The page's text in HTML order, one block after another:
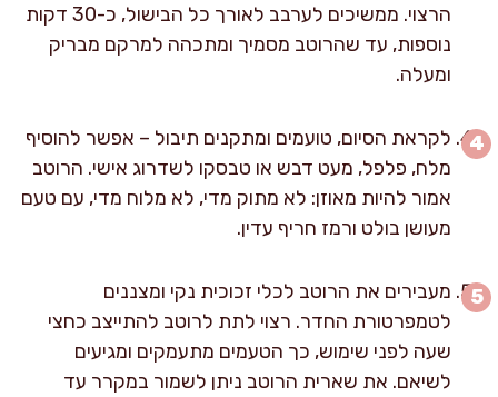
הרצוי. ממשיכים לערבב לאורך כל הבישול, כ-30 דקות
נוספות, עד שהרוטב מסמיך ומתכהה למרקם מבריק
ומעלה.
לקראת הסיום, טועמים ומתקנים תיבול – אפשר להוסיף
מלח, פלפל, מעט דבש או טבסקו לשדרוג אישי. הרוטב
אמור להיות מאוזן: לא מתוק מדי, לא מלוח מדי, עם טעם
מעושן בולט ורמז חריף עדין.
מעבירים את הרוטב לכלי זכוכית נקי ומצננים
לטמפרטורת החדר. רצוי לתת לרוטב להתייצב כחצי
שעה לפני שימוש, כך הטעמים מתעמקים ומגיעים
לשיאם. את שארית הרוטב ניתן לשמור במקרר עד